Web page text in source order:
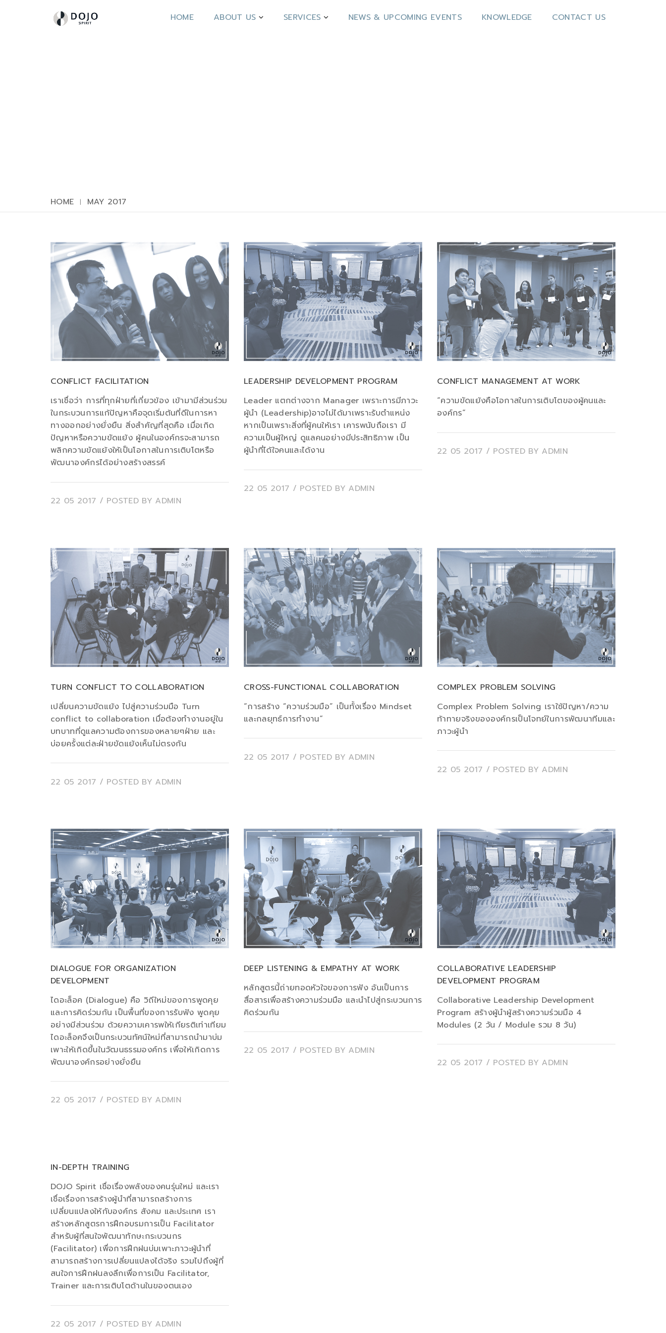
HOME ABOUT US SERVICES NEWS & UPCOMING EVENTS KNOWLEDGE CONTACT US
HOME MAY 2017
CONFLICT FACILITATION
เราเชื่อว่า การที่ทุกฝ่ายที่เกี่ยวข้อง เข้ามามีส่วนร่วม
ในกระบวนการแก้ปัญหาคือจุดเริ่มต้นที่ดีในการหา
ทางออกอย่างยั่งยืน สิ่งสำคัญที่สุดคือ เมื่อเกิด
ปัญหาหรือความขัดแย้ง ผู้คนในองค์กรจะสามารถ
พลิกความขัดแย้งให้เป็นโอกาสในการเติบโตหรือ
พัฒนาองค์กรได้อย่างสร้างสรรค์
22 05 2017 / POSTED BY ADMIN
LEADERSHIP DEVELOPMENT PROGRAM
Leader แตกต่างจาก Manager เพราะการมีภาวะ
ผู้นำ (Leadership)อาจไม่ได้มาเพราะรับตำแหน่ง
หากเป็นเพราะสิ่งที่ผู้คนให้เรา เคารพนับถือเรา มี
ความเป็นผู้ใหญ่ ดูแลคนอย่างมีประสิทธิภาพ เป็น
ผู้นำที่ได้ใจคนและได้งาน
22 05 2017 / POSTED BY ADMIN
CONFLICT MANAGEMENT AT WORK
“ความขัดแย้งคือโอกาสในการเติบโตของผู้คนและ
องค์กร”
22 05 2017 / POSTED BY ADMIN
TURN CONFLICT TO COLLABORATION
เปลี่ยนความขัดแย้ง ไปสู่ความร่วมมือ Turn
conflict to collaboration เมื่อต้องทำงานอยู่ใน
บทบาทที่ดูแลความต้องการของหลายๆฝ่าย และ
บ่อยครั้งแต่ละฝ่ายขัดแย้งเห็นไม่ตรงกัน
22 05 2017 / POSTED BY ADMIN
CROSS-FUNCTIONAL COLLABORATION
“การสร้าง “ความร่วมมือ” เป็นทั้งเรื่อง Mindset
และกลยุทธ์การทำงาน”
22 05 2017 / POSTED BY ADMIN
COMPLEX PROBLEM SOLVING
Complex Problem Solving เราใช้ปัญหา/ความ
ท้าทายจริงขององค์กรเป็นโจทย์ในการพัฒนาทีมและ
ภาวะผู้นำ
22 05 2017 / POSTED BY ADMIN
DIALOGUE FOR ORGANIZATION
DEVELOPMENT
ไดอะล็อค (Dialogue) คือ วิถีใหม่ของการพูดคุย
และการคิดร่วมกัน เป็นพื้นที่ของการรับฟัง พูดคุย
อย่างมีส่วนร่วม ด้วยความเคารพให้เกียรติเท่าเทียม
ไดอะล็อคจึงเป็นกระบวนทัศน์ใหม่ที่สามารถนำมาบ่ม
เพาะให้เกิดขึ้นในวัฒนธรรมองค์กร เพื่อให้เกิดการ
พัฒนาองค์กรอย่างยั่งยืน
22 05 2017 / POSTED BY ADMIN
DEEP LISTENING & EMPATHY AT WORK
หลักสูตรนี้ถ่ายทอดหัวใจของการฟัง อันเป็นการ
สื่อสารเพื่อสร้างความร่วมมือ และนำไปสู่กระบวนการ
คิดร่วมกัน
22 05 2017 / POSTED BY ADMIN
COLLABORATIVE LEADERSHIP
DEVELOPMENT PROGRAM
Collaborative Leadership Development
Program สร้างผู้นำผู้สร้างความร่วมมือ 4
Modules (2 วัน / Module รวม 8 วัน)
22 05 2017 / POSTED BY ADMIN
IN-DEPTH TRAINING
DOJO Spirit เชื่อเรื่องพลังของคนรุ่นใหม่ และเรา
เชื่อเรื่องการสร้างผู้นำที่สามารถสร้างการ
เปลี่ยนแปลงให้กับองค์กร สังคม และประเทศ เรา
สร้างหลักสูตรการฝึกอบรมการเป็น Facilitator
สำหรับผู้ที่สนใจพัฒนาทักษะกระบวนกร
(Facilitator) เพื่อการฝึกฝนบ่มเพาะภาวะผู้นำที่
สามารถสร้างการเปลี่ยนแปลงได้จริง รวมไปถึงผู้ที่
สนใจการฝึกฝนลงลึกเพื่อการเป็น Facilitator,
Trainer และการเติบโตด้านในของตนเอง
22 05 2017 / POSTED BY ADMIN